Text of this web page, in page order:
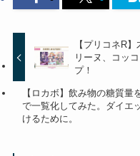
【プリコネR
リーヌ、コッ
プ！
【ロカボ】飲み物の糖質量
で一覧化してみた。ダイエ
けるために。